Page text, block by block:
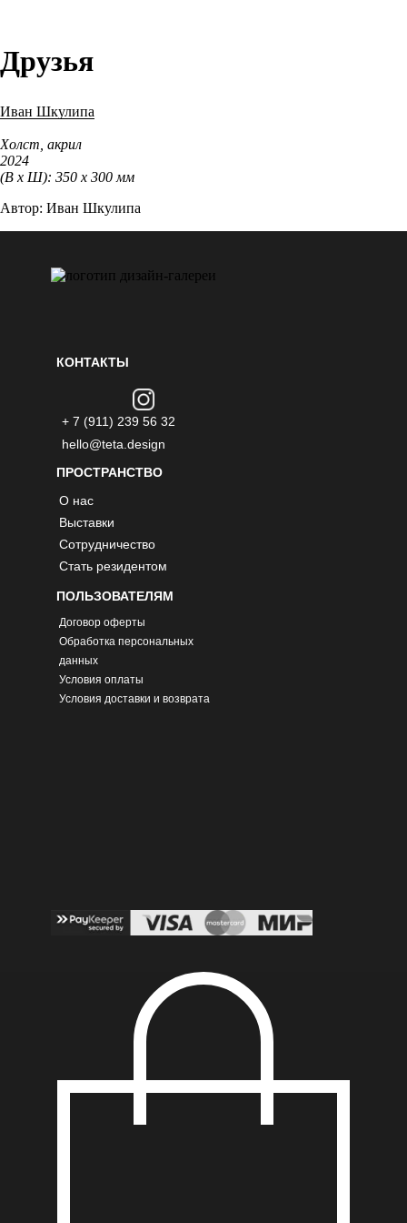
Друзья
Иван Шкулипа
Холст, акрил
2024
(В х Ш): 350 х 300 мм
Автор: Иван Шкулипа
КОНТАКТЫ
hello@teta.design
+ 7 (911) 239 56 32
ПРОСТРАНСТВО
О нас
Выставки
Сотрудничество
Стать резидентом
ПОЛЬЗОВАТЕЛЯМ
Договор оферты
Обработка персональных
данных
Условия оплаты
Условия доставки и возврата